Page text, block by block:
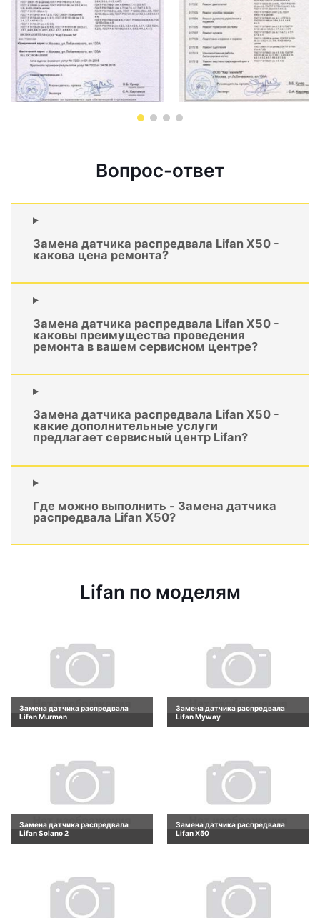
Вопрос-ответ
Замена датчика распредвала Lifan X50 -
какова цена ремонта?
Замена датчика распредвала Lifan X50 -
каковы преимущества проведения
ремонта в вашем сервисном центре?
Замена датчика распредвала Lifan X50 -
какие дополнительные услуги
предлагает сервисный центр Lifan?
Где можно выполнить - Замена датчика
распредвала Lifan X50?
Lifan по моделям
Замена датчика распредвала
Lifan Murman
Замена датчика распредвала
Lifan Myway
Замена датчика распредвала
Lifan Solano 2
Замена датчика распредвала
Lifan X50